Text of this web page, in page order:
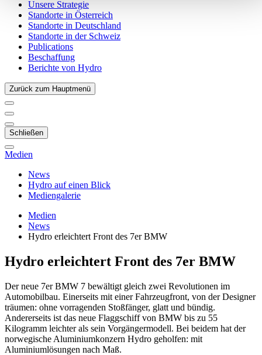
Unsere Strategie
Standorte in Österreich
Standorte in Deutschland
Standorte in der Schweiz
Publications
Beschaffung
Berichte von Hydro
Zurück zum Hauptmenü
Schließen
Medien
News
Hydro auf einen Blick
Mediengalerie
Medien
News
Hydro erleichtert Front des 7er BMW
Hydro erleichtert Front des 7er BMW
Der neue 7er BMW 7 bewältigt gleich zwei Revolutionen im
Automobilbau. Einerseits mit einer Fahrzeugfront, von der Designer
träumen: ohne vorragenden Stoßfänger, glatt und bündig.
Andererseits ist das neue Flaggschiff von BMW bis zu 55
Kilogramm leichter als sein Vorgängermodell. Bei beidem hat der
norwegische Aluminiumkonzern Hydro geholfen: mit
Aluminiumlösungen nach Maß.